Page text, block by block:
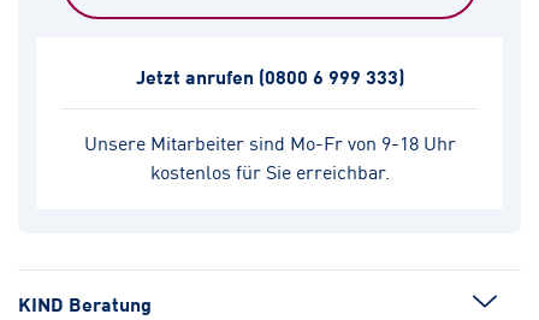
Unsere Mitarbeiter sind Mo-Fr von 9-18 Uhr
kostenlos für Sie erreichbar.
Jetzt anrufen (0800 6 999 333)
KIND Beratung